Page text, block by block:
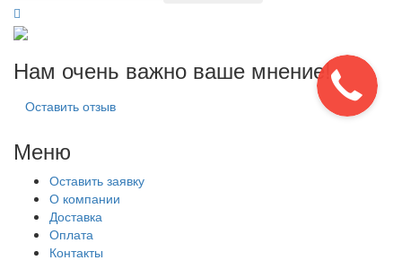
Нам очень важно ваше мнение!
Оставить отзыв
Меню
Оставить заявку
О компании
Доставка
Оплата
Контакты